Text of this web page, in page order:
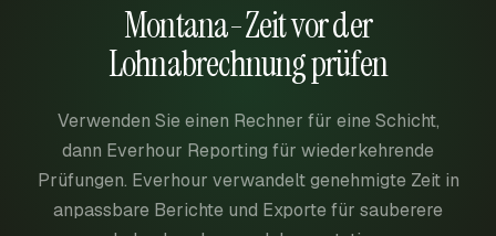
Montana-Zeit vor der
Lohnabrechnung prüfen
Verwenden Sie einen Rechner für eine Schicht,
dann Everhour Reporting für wiederkehrende
Prüfungen. Everhour verwandelt genehmigte Zeit in
anpassbare Berichte und Exporte für sauberere